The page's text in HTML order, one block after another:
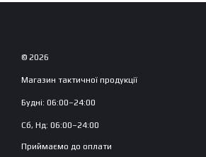
© 2026
Магазин тактичної продукції
Будні: 06:00–24:00
Сб, Нд: 06:00–24:00
Приймаємо до оплати